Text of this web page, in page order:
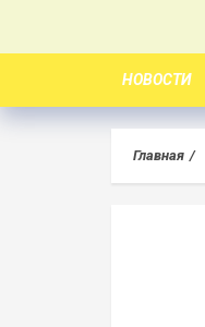
НОВОСТИ
Главная